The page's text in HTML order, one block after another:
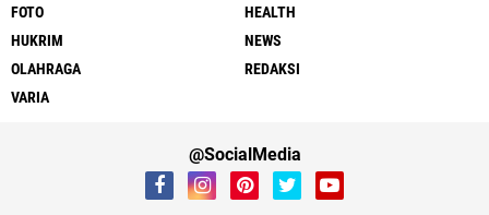
FOTO
HEALTH
HUKRIM
NEWS
OLAHRAGA
REDAKSI
VARIA
@SocialMedia